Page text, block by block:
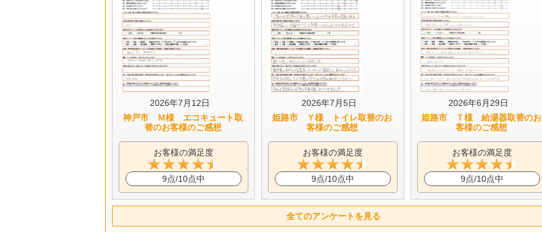
2026年7月12日
神戸市 Ｍ様 エコキュート取
替のお客様のご感想
お客様の満足度
9点/10点中
2026年7月5日
姫路市 Ｙ様 トイレ取替のお
客様のご感想
お客様の満足度
9点/10点中
2026年6月29日
姫路市 Ｔ様 給湯器取替のお
客様のご感想
お客様の満足度
9点/10点中
全てのアンケートを見る